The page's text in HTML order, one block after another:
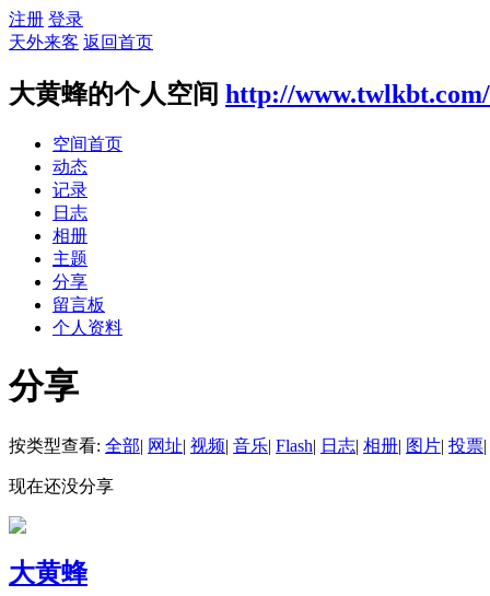
注册 登录
天外来客 返回首页
大黄蜂的个人空间 http://www.twlkbt.com/
空间首页
动态
记录
日志
相册
主题
分享
留言板
个人资料
分享
按类型查看: 全部| 网址| 视频| 音乐| Flash| 日志| 相册| 图片| 投票|
现在还没分享
大黄蜂